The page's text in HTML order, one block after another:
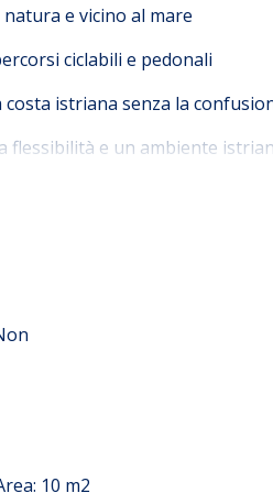
e vicino al mare
ciclabili e pedonali
istriana senza la
flessibilità e un ambiente
una vacanza
da due a tre persone
l'uso di lenzuola,
10 m2